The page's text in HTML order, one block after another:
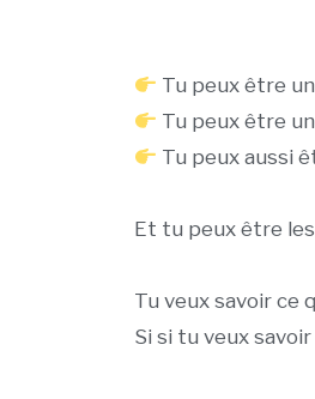
Tu peux être
Tu peux être
Tu peux aussi
Et tu peux être les
Tu veux savoir ce
Si si tu veux savoir